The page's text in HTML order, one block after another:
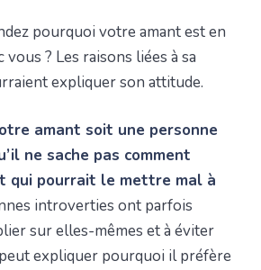
pourquoi votre amant est en
vous ? Les raisons liées à sa
expliquer son attitude.
amant soit une personne
ne sache pas comment
qui pourrait le mettre mal à
introverties ont parfois
sur elles-mêmes et à éviter
expliquer pourquoi il préfère